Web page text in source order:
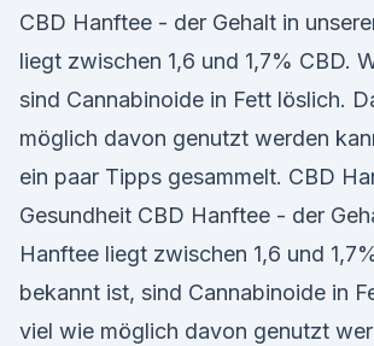
CBD Hanftee - der Gehalt in
liegt zwischen 1,6 und 1,7% CBD.
sind Cannabinoide in Fett löslich.
möglich davon genutzt werden
ein paar Tipps gesammelt. CBD
Gesundheit CBD Hanftee - der
Hanftee liegt zwischen 1,6 und
bekannt ist, sind Cannabinoide in
viel wie möglich davon genutzt